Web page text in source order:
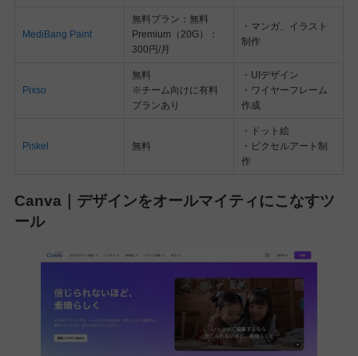
MediBang Paint
無料プラン：無料
Premium（20G）：
300円/月
・マンガ、イラスト
制作
Pixso
無料
※チーム向けに有料
プランあり
・UIデザイン
・ワイヤーフレーム
作成
Piskel 無料
・ドット絵
・ピクセルアート制
作
Canva｜デザインをオールマイティにこなすツ
ール